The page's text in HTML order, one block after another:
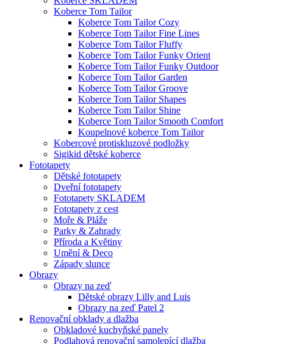
Koberce Tom Tailor
Koberce Tom Tailor Cozy
Koberce Tom Tailor Fine Lines
Koberce Tom Tailor Fluffy
Koberce Tom Tailor Funky Orient
Koberce Tom Tailor Funky Outdoor
Koberce Tom Tailor Garden
Koberce Tom Tailor Groove
Koberce Tom Tailor Shapes
Koberce Tom Tailor Shine
Koberce Tom Tailor Smooth Comfort
Koupelnové koberce Tom Tailor
Kobercové protiskluzové podložky
Sigikid dětské koberce
Fototapety
Dětské fototapety
Dveřní fototapety
Fototapety SKLADEM
Fototapety z cest
Moře & Pláže
Parky & Zahrady
Příroda a Květiny
Umění & Deco
Západy slunce
Obrazy
Obrazy na zeď
Dětské obrazy Lilly and Luis
Obrazy na zeď Patel 2
Renovační obklady a dlažba
Obkladové kuchyňské panely
Podlahová renovační samolepící dlažba